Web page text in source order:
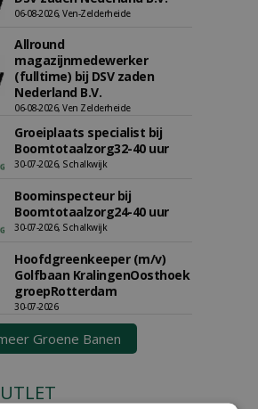
06-08-2026, Ven-Zelderheide
Allround
magazijnmedewerker
(fulltime) bij DSV zaden
Nederland B.V.
06-08-2026, Ven Zelderheide
Groeiplaats specialist bij
Boomtotaalzorg32-40 uur
30-07-2026, Schalkwijk
Boominspecteur bij
Boomtotaalzorg24-40 uur
30-07-2026, Schalkwijk
Hoofdgreenkeeper (m/v)
Golfbaan KralingenOosthoek
groepRotterdam
30-07-2026
Groene Banen